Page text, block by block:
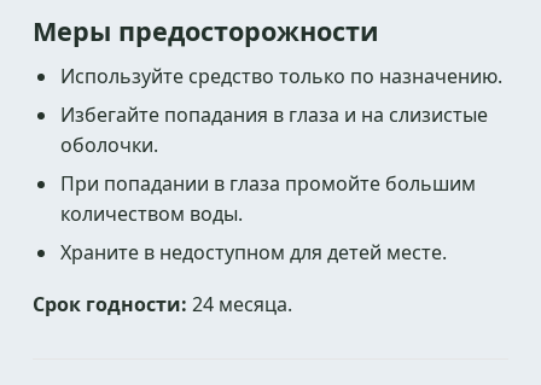
Меры предосторожности
Используйте средство только по назначению.
Избегайте попадания в глаза и на слизистые
оболочки.
При попадании в глаза промойте большим
количеством воды.
Храните в недоступном для детей месте.
Срок годности: 24 месяца.